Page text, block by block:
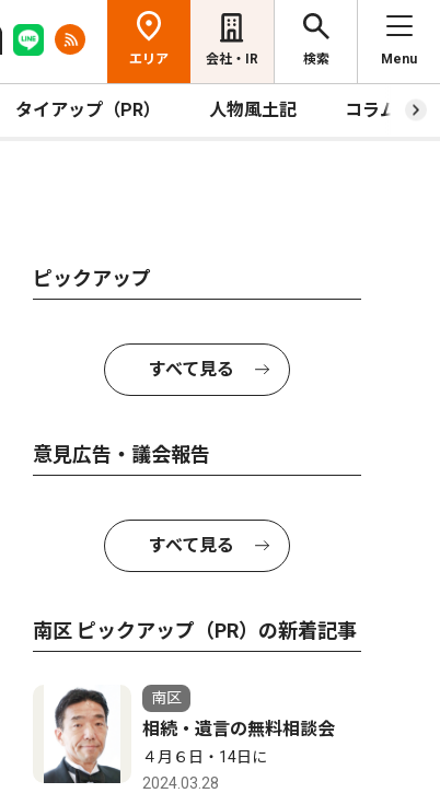
エリア 会社・IR 検索 Menu
タイアップ（PR） 人物風土記 コラム
ピックアップ
すべて見る
意見広告・議会報告
すべて見る
南区 ピックアップ（PR）の新着記事
南区
相続・遺言の無料相談会
４月６日・14日に
2024.03.28